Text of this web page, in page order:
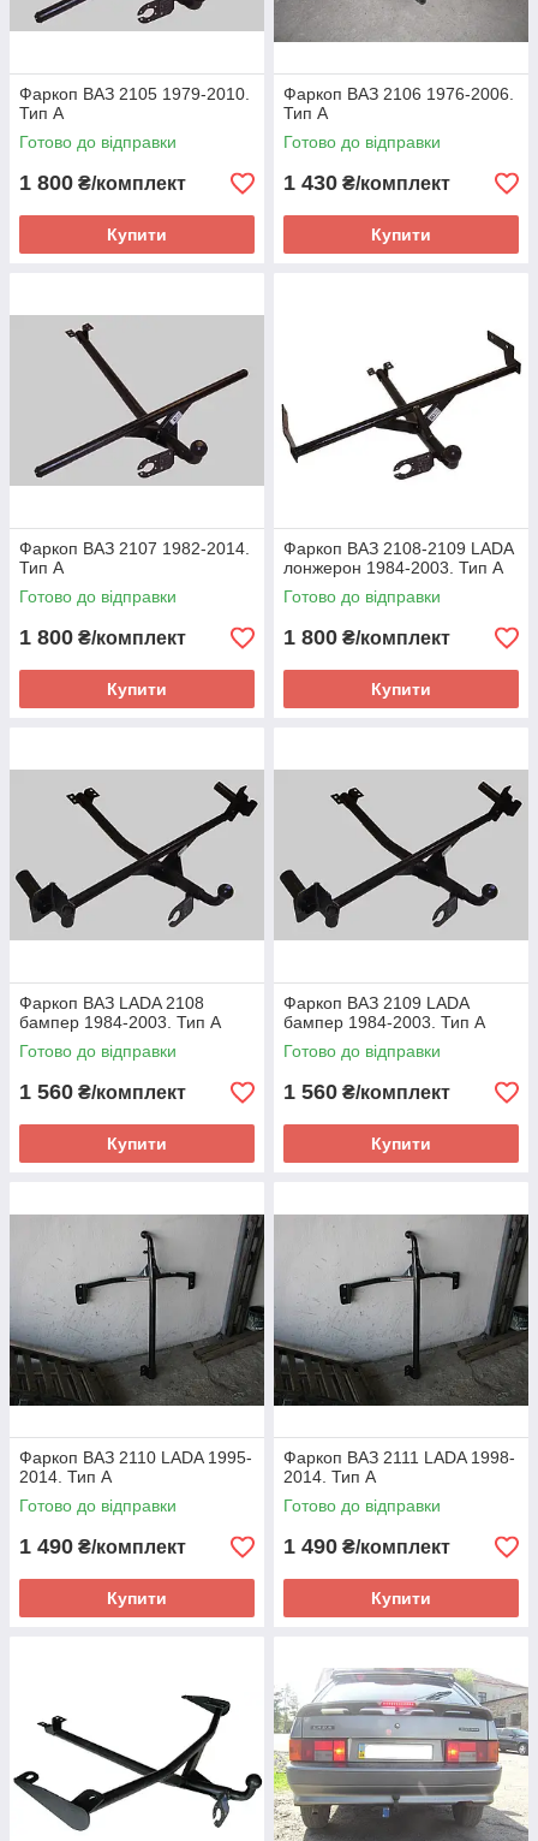
Фаркоп ВАЗ 2105 1979-2010.
Тип А
Готово до відправки
1 800 ₴/комплект
Купити
Фаркоп ВАЗ 2106 1976-2006.
Тип А
Готово до відправки
1 430 ₴/комплект
Купити
Фаркоп ВАЗ 2107 1982-2014.
Тип А
Готово до відправки
1 800 ₴/комплект
Купити
Фаркоп ВАЗ 2108-2109 LADA
лонжерон 1984-2003. Тип А
Готово до відправки
1 800 ₴/комплект
Купити
Фаркоп ВАЗ LADA 2108
бампер 1984-2003. Тип А
Готово до відправки
1 560 ₴/комплект
Купити
Фаркоп ВАЗ 2109 LADA
бампер 1984-2003. Тип А
Готово до відправки
1 560 ₴/комплект
Купити
Фаркоп ВАЗ 2110 LADA 1995-
2014. Тип А
Готово до відправки
1 490 ₴/комплект
Купити
Фаркоп ВАЗ 2111 LADA 1998-
2014. Тип А
Готово до відправки
1 490 ₴/комплект
Купити